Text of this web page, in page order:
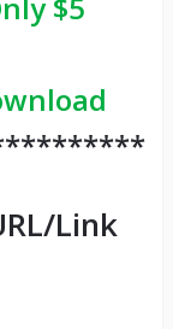
$5
Link